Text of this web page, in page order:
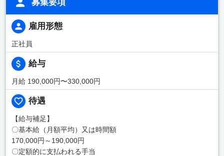
募集要項
雇用形態
正社員
給与
月給 190,000円〜330,000円
待遇
【給与補足】
〇基本給（月額平均）又は時間額
170,000円～190,000円
〇定額的に支払われる手当